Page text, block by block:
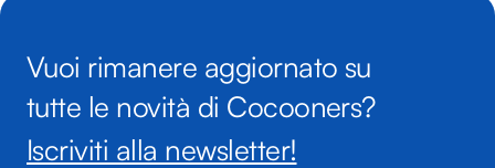
Vuoi rimanere aggiornato su
tutte le novità di Cocooners?
Iscriviti alla newsletter!